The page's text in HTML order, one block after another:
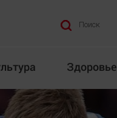
Поиск
Здоровье
Политика